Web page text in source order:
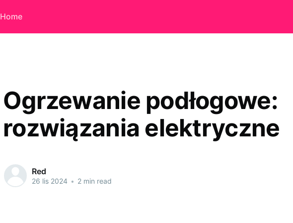
Home
Ogrzewanie podłogowe:
rozwiązania elektryczne
Red
26 lis 2024 • 2 min read